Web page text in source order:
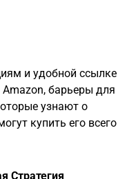
и удобной ссылке
Amazon, барьеры для
узнают о
купить его всего
Стратегия